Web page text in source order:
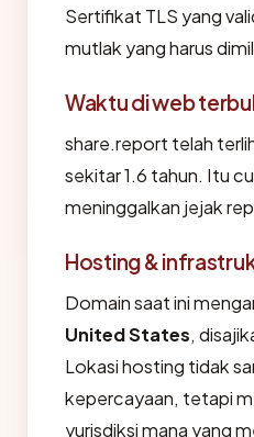
Sertifikat TLS yang
mutlak yang harus
Waktu di web
share.report telah
sekitar 1.6 tahun. Itu
meninggalkan jejak
Hosting &
Domain saat ini
United States,
Lokasi hosting tidak
kepercayaan, tetapi
yurisdiksi mana yang